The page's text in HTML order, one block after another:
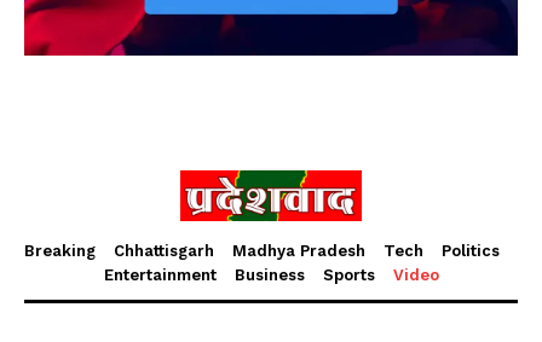
Breaking Chhattisgarh Madhya Pradesh Tech
Politics
Entertainment
Business Sports Video